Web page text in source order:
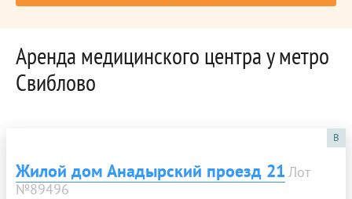
Аренда медицинского центра у метро
Свиблово
B
Жилой дом Анадырский проезд 21 Лот
№89496